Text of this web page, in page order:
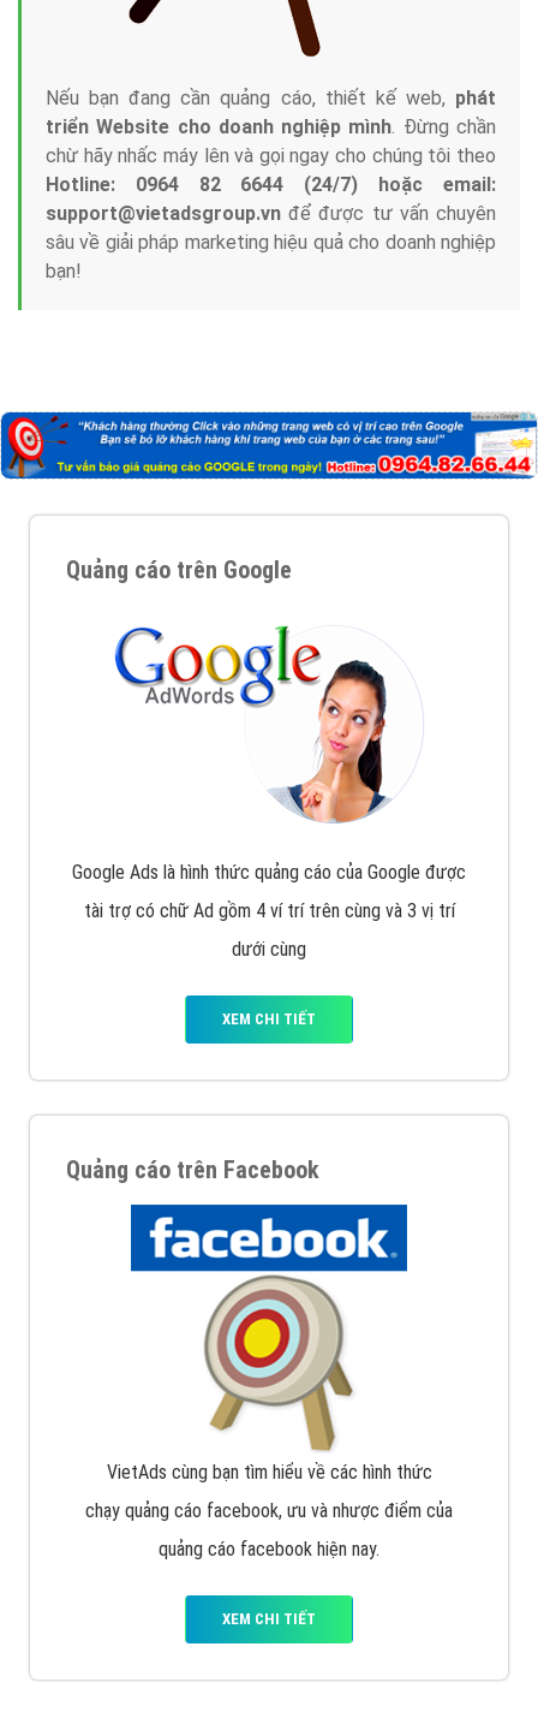
Nếu bạn đang cần quảng cáo, thiết kế web, phát
triển Website cho doanh nghiệp mình. Đừng chần
chừ hãy nhấc máy lên và gọi ngay cho chúng tôi theo
Hotline: 0964 82 6644 (24/7) hoặc email:
support@vietadsgroup.vn để được tư vấn chuyên
sâu về giải pháp marketing hiệu quả cho doanh nghiệp
bạn!
Quảng cáo trên Google
Google Ads là hình thức quảng cáo của Google được
tài trợ có chữ Ad gồm 4 ví trí trên cùng và 3 vị trí
dưới cùng
XEM CHI TIẾT
Quảng cáo trên Facebook
VietAds cùng bạn tìm hiểu về các hình thức
chạy quảng cáo facebook, ưu và nhược điểm của
quảng cáo facebook hiện nay.
XEM CHI TIẾT